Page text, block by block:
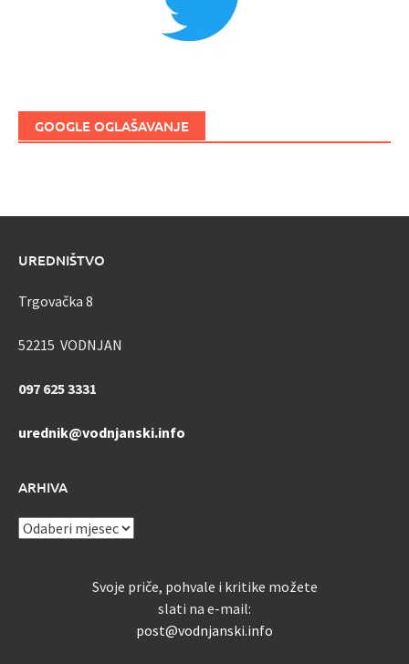
GOOGLE OGLAŠAVANJE
UREDNIŠTVO
Trgovačka 8
52215 VODNJAN
097 625 3331
urednik@vodnjanski.info
ARHIVA
ARHIVA
Svoje priče, pohvale i kritike možete
slati na e-mail:
post@vodnjanski.info